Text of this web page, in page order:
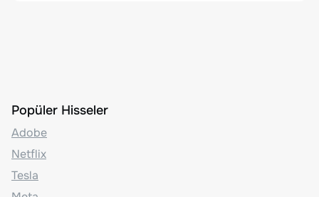
Popüler Hisseler
Adobe
Netflix
Tesla